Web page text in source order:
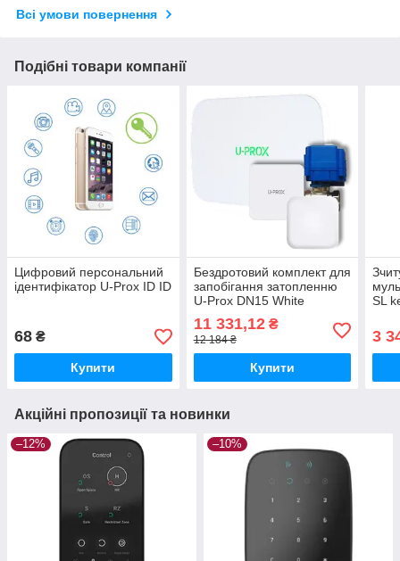
Всі умови повернення
Подібні товари компанії
Цифровий персональний
ідентифікатор U-Prox ID ID
68 ₴
Купити
Бездротовий комплект для
запобігання затопленню
U-Prox DN15 White
11 331,12₴
12 184 ₴
Купити
SL
3
Акційні пропозиції та новинки
–12% –10%